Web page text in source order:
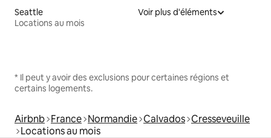
Seattle
Locations au mois
Voir plus d'éléments
* Il peut y avoir des exclusions pour certaines régions et
certains logements.
Airbnb France Normandie Calvados Cresseveuille
Locations au mois